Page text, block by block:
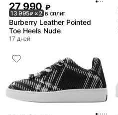
27 990 ₽
13 995₽ × 2 в сплит
Burberry Leather Pointed
Toe Heels Nude
17 дней